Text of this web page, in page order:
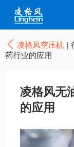
凌格风空压机 |
药行业的应用
凌格风无
的应用